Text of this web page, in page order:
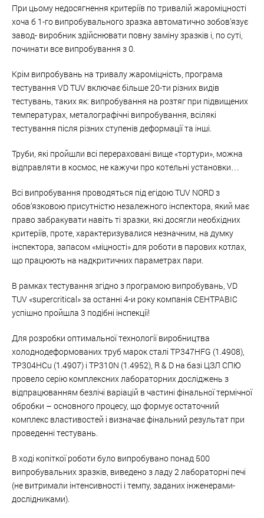
При цьому недосягнення критеріїв по тривалій жароміцності
хоча б 1-го випробувального зразка автоматично зобов’язує
завод- виробник здійснювати повну заміну зразків і, по суті,
починати все випробування з 0.
Крім випробувань на тривалу жароміцність, програма
тестування VD TUV включає більше 20-ти різних видів
тестувань, таких як: випробування на розтяг при підвищених
температурах, металографічні випробування, всілякі
тестування після різних ступенів деформації та інші.
Труби, які пройшли всі перераховані вище «тортури», можна
відправляти в космос, не кажучи про котельні установки…
Всі випробування проводяться під егідою TUV NORD з
обов’язковою присутністю незалежного інспектора, який має
право забракувати навіть ті зразки, які досягли необхідних
критеріїв, проте, характеризувалися незначним, на думку
інспектора, запасом «міцності» для роботи в парових котлах,
що працюють на надкритичних параметрах пари.
В рамках тестування згідно з програмою випробувань, VD
TUV «supercritical» за останні 4-и року компанія СЕНТРАВІС
успішно пройшла 3 подібні інспекції!
Для розробки оптимальної технології виробництва
холоднодеформованих труб марок сталі TP347HFG (1.4908),
TP304HCu (1.4907) і TP310N (1.4952), R & D на базі ЦЗЛ СПЮ
провело серію комплексних лабораторних досліджень з
відпрацюванням безлічі варіацій в частині фінальної термічної
обробки – основного процесу, що формує остаточний
комплекс властивостей і визначає фінальний результат при
проведенні тестувань.
В ході копіткої роботи було випробувано понад 500
випробувальних зразків, виведено з ладу 2 лабораторні печі
(не витримали інтенсивності і темпу, заданих інженерами-
дослідниками).